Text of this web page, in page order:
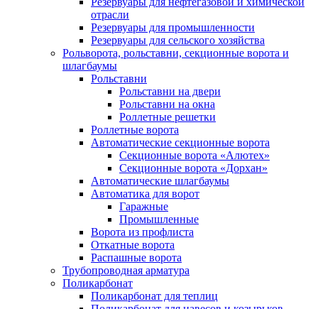
отрасли
Резервуары для промышленности
Резервуары для сельского хозяйства
Рольворота, рольставни, секционные ворота и
шлагбаумы
Рольставни
Рольставни на двери
Рольставни на окна
Роллетные решетки
Роллетные ворота
Автоматические секционные ворота
Секционные ворота «Алютех»
Секционные ворота «Дорхан»
Автоматические шлагбаумы
Автоматика для ворот
Гаражные
Промышленные
Ворота из профлиста
Откатные ворота
Распашные ворота
Трубопроводная арматура
Поликарбонат
Поликарбонат для теплиц